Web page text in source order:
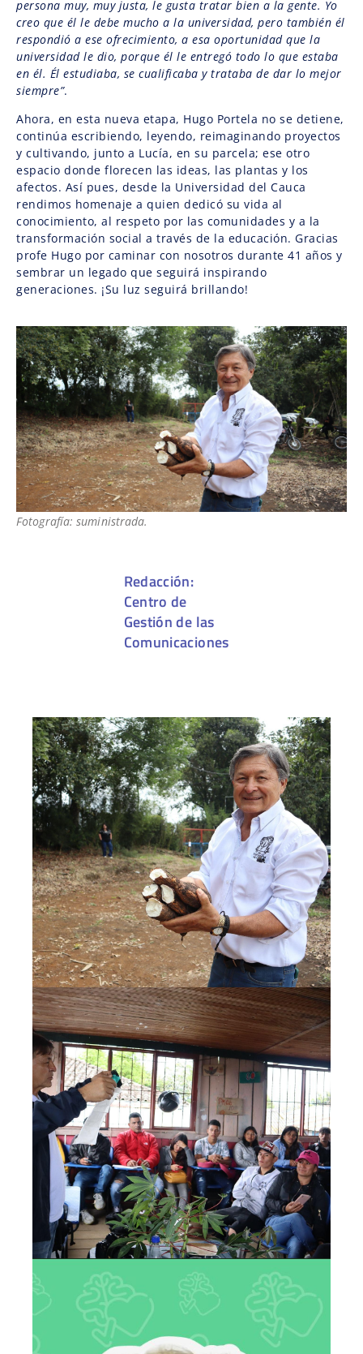
persona muy, muy justa, le gusta tratar bien a la gente. Yo
creo que él le debe mucho a la universidad, pero también él
respondió a ese ofrecimiento, a esa oportunidad que la
universidad le dio, porque él le entregó todo lo que estaba
en él. Él estudiaba, se cualificaba y trataba de dar lo mejor
siempre”.
Ahora, en esta nueva etapa, Hugo Portela no se detiene,
continúa escribiendo, leyendo, reimaginando proyectos
y cultivando, junto a Lucía, en su parcela; ese otro
espacio donde florecen las ideas, las plantas y los
afectos. Así pues, desde la Universidad del Cauca
rendimos homenaje a quien dedicó su vida al
conocimiento, al respeto por las comunidades y a la
transformación social a través de la educación. Gracias
profe Hugo por caminar con nosotros durante 41 años y
sembrar un legado que seguirá inspirando
generaciones. ¡Su luz seguirá brillando!
Fotografía: suministrada.
Redacción:
Centro de
Gestión de las
Comunicaciones